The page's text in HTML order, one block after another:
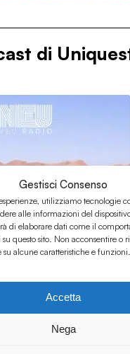
Gestisci Consenso
utilizziamo tecnologie
alle informazioni del
di elaborare dati come il
questo sito. Non acconsentire o
alcune caratteristiche e funzioni.
Accetta
Nega
di
w/ La Totta - sun/